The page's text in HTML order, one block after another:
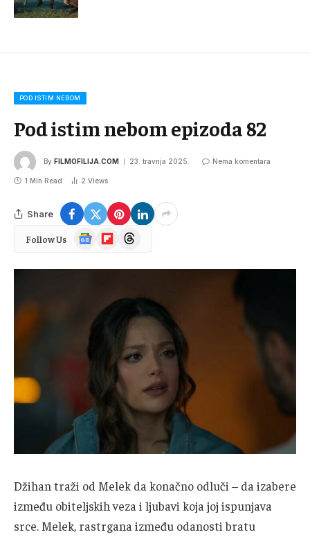
POD ISTIM NEBOM
Pod istim nebom epizoda 82
By FILMOFILIJA.COM 23. travnja 2025. Nema komentara
1 Min Read 2 Views
Share
Follow Us
Google
News
FlipboardThreads
Džihan traži od Melek da konačno odluči – da izabere
između obiteljskih veza i ljubavi koja joj ispunjava
srce. Melek, rastrgana između odanosti bratu